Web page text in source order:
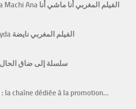
Film marocain Ana Machi Ana الفيلم المغربي أنا ماشي أنا
Film marocain Nayda الفيلم المغربي نايضة
Série Ila Da9 Lhal سلسلة إلى ضاق الحال
la chaîne dédiée à la promotion…